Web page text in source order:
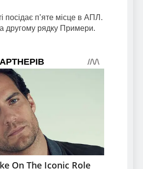
посідає п’яте місце в АПЛ.
другому рядку Примери.